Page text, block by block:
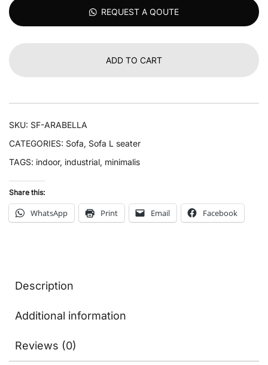
REQUEST A QOUTE
ADD TO CART
SKU: SF-ARABELLA
CATEGORIES: Sofa, Sofa L seater
TAGS: indoor, industrial, minimalis
Share this:
WhatsApp Print Email Facebook
Description
Additional information
Reviews (0)